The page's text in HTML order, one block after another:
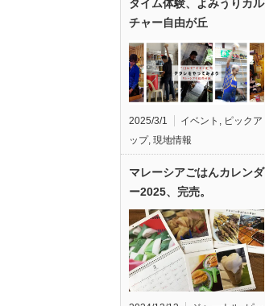
タイム体験、よみうりカル
チャー自由が丘
2025/3/1 イベント , ピックア
ップ, 現地情報
マレーシアごはんカレンダ
ー2025、完売。